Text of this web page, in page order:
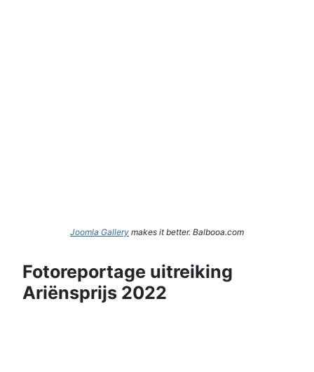
Joomla Gallery makes it better. Balbooa.com
Fotoreportage uitreiking
Ariënsprijs 2022